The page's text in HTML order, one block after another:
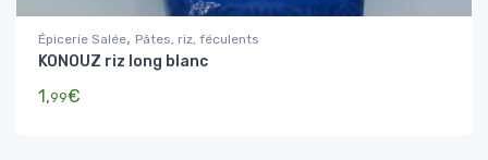
Épicerie Salée, Pâtes, riz, féculents
KONOUZ riz long blanc
1,99€